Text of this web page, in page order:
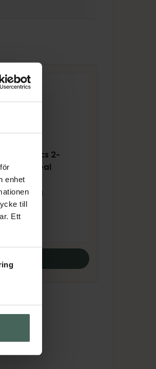
enhet
till
Ett
Cosmetics 2-
& Conceal
28,6 g
online